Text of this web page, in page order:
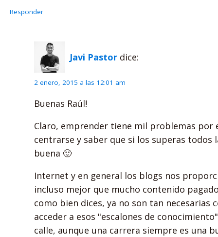
Responder
Javi Pastor dice:
2 enero, 2015 a las 12:01 am
Buenas Raúl!
Claro, emprender tiene mil problemas por
centrarse y saber que si los superas todos
buena 🙂
Internet y en general los blogs nos
incluso mejor que mucho contenido
como bien dices, ya no son tan necesarias
acceder a esos "escalones de
calle, aunque una carrera siempre es una